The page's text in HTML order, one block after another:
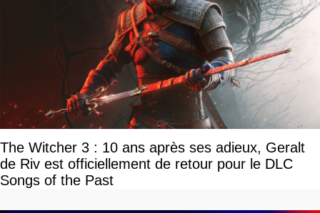
The Witcher 3 : 10 ans après ses adieux, Geralt
de Riv est officiellement de retour pour le DLC
Songs of the Past